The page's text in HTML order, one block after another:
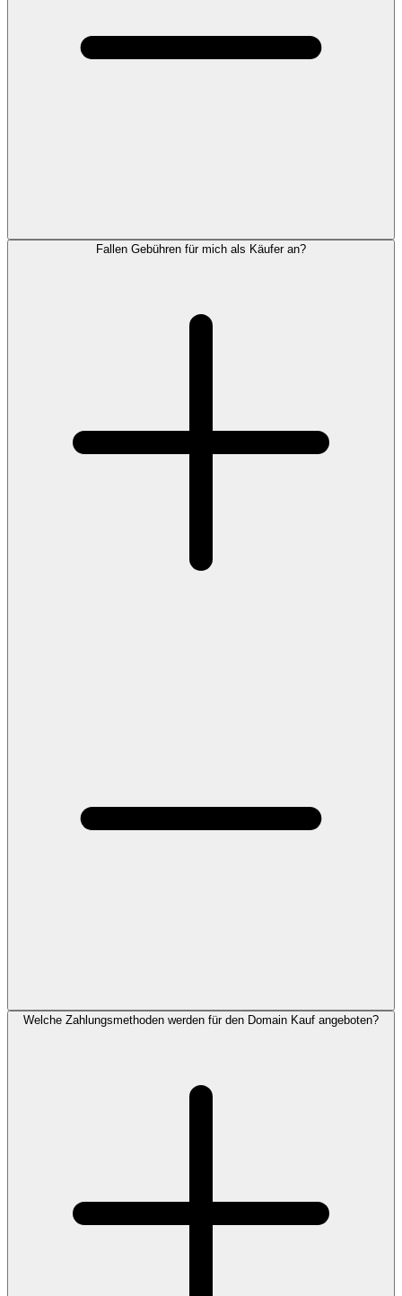
Fallen Gebühren für mich als Käufer an?
Welche Zahlungsmethoden werden für den Domain Kauf angeboten?